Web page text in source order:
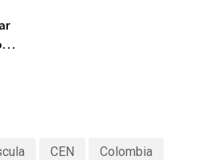
CEN Colombia